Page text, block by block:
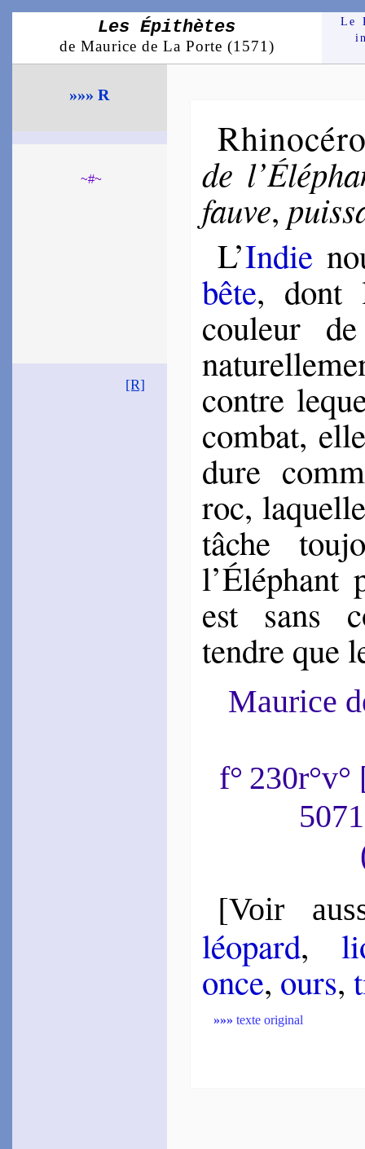
Les Épithètes
de Maurice de La Porte (1571)
Le
»»» R
~#~
[R]
de
fauve,
L’Indie
bête, dont
cou­leur
contre
com­bat,
dure
roc,
tâche
l’Élé­phant
est sans
tendre que
Maurice
f°
[Voir
léo­pard,
once, ours,
»»» texte original